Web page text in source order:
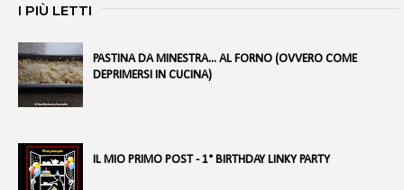
I PIÙ LETTI
PASTINA DA MINESTRA... AL FORNO (OVVERO COME
DEPRIMERSI IN CUCINA)
IL MIO PRIMO POST - 1° BIRTHDAY LINKY PARTY